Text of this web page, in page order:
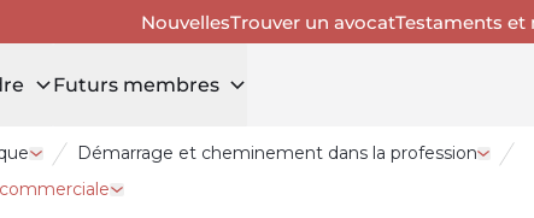
NouvellesTrouver un avocatTestaments et
Futurs membres
Ouvrir le tiroir Ressources et outils pour la pratique
Démarrage et cheminement dans la profession
Ouvrir le tiroir Devenir arbitre en matière civile et